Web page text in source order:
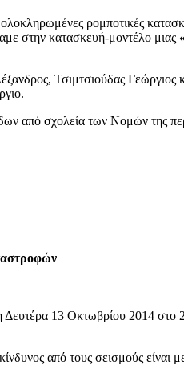
ρομποτικές
στην κατασκευή-μοντέλο μιας
Τσιμτσιούδας Γεώργιος
από σχολεία των Νομών της
13 Οκτωβρίου 2014 στο 2
από τους σεισμούς είναι